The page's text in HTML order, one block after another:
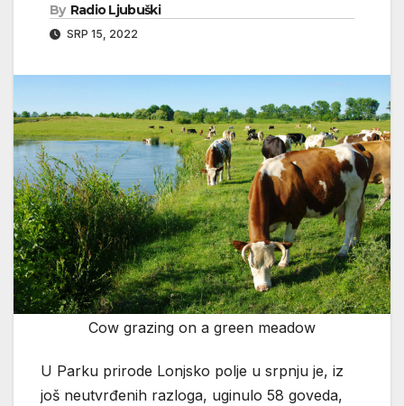
By Radio Ljubuški
SRP 15, 2022
Cow grazing on a green meadow
U Parku prirode Lonjsko polje u srpnju je, iz
još neutvrđenih razloga, uginulo 58 goveda,